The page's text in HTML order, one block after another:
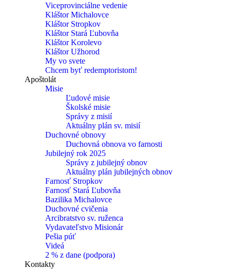
Viceprovinciálne vedenie
Kláštor Michalovce
Kláštor Stropkov
Kláštor Stará Ľubovňa
Kláštor Korolevo
Kláštor Užhorod
My vo svete
Chcem byť redemptoristom!
Apoštolát
Misie
Ľudové misie
Školské misie
Správy z misií
Aktuálny plán sv. misií
Duchovné obnovy
Duchovná obnova vo farnosti
Jubilejný rok 2025
Správy z jubilejný obnov
Aktuálny plán jubilejných obnov
Farnosť Stropkov
Farnosť Stará Ľubovňa
Bazilika Michalovce
Duchovné cvičenia
Arcibratstvo sv. ruženca
Vydavateľstvo Misionár
Pešia púť
Videá
2 % z dane (podpora)
Kontakty